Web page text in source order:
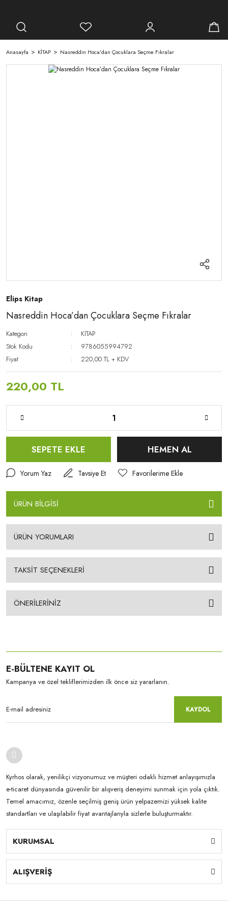
Anasayfa KİTAP Nasreddin Hoca’dan Çocuklara Seçme Fıkralar
Elips Kitap
Nasreddin Hoca’dan Çocuklara Seçme Fıkralar
Kategori
KİTAP
Stok Kodu
9786055994792
Fiyat
220,00 TL + KDV
220,00 TL
SEPETE EKLE HEMEN AL
Yorum Yaz Tavsiye Et
ÜRÜN BİLGİSİ
ÜRÜN YORUMLARI
TAKSİT SEÇENEKLERİ
ÖNERİLERİNİZ
E-BÜLTENE KAYIT OL
Kampanya ve özel tekliflerimizden ilk önce siz yararlanın.
KAYDOL
Kyrhos olarak, yenilikçi vizyonumuz ve müşteri odaklı hizmet anlayışımızla
e-ticaret dünyasında güvenilir bir alışveriş deneyimi sunmak için yola çıktık.
Temel amacımız, özenle seçilmiş geniş ürün yelpazemizi yüksek kalite
standartları ve ulaşılabilir fiyat avantajlarıyla sizlerle buluşturmaktır.
KURUMSAL
ALIŞVERİŞ